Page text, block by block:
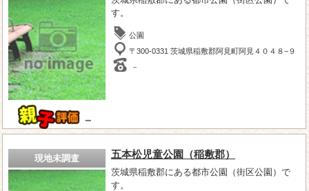
－
す。
公園
〒300-0331 茨城県稲敷郡阿見町阿見４０４８−９
－
現地未調査 五本松児童公園（稲敷郡）
茨城県稲敷郡にある都市公園（街区公園）で
す。